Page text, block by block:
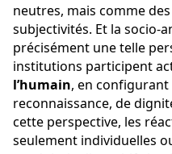
neutres, mais comme
subjectivités. Et la socio-
précisément une telle
institutions participent
l’humain, en
reconnaissance, de
cette perspective, les
seulement individuelles